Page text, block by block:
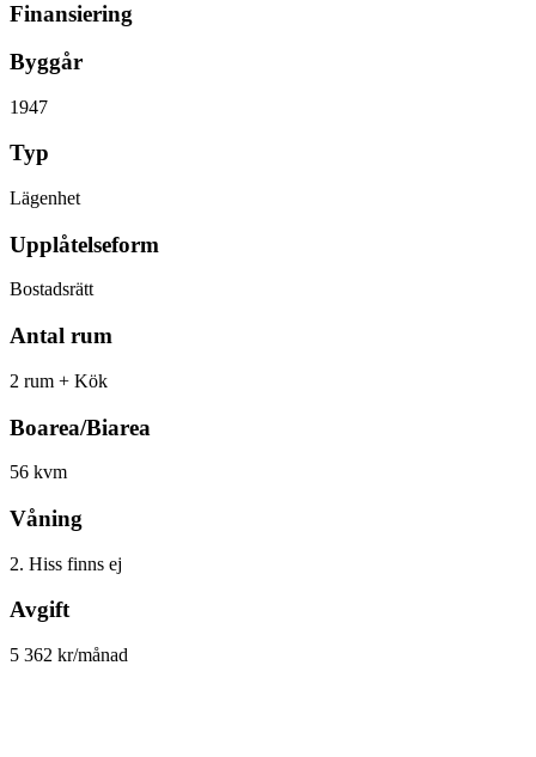
Finansiering
Byggår
1947
Typ
Lägenhet
Upplåtelseform
Bostadsrätt
Antal rum
2 rum + Kök
Boarea/Biarea
56 kvm
Våning
2. Hiss finns ej
Avgift
5 362 kr/månad